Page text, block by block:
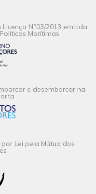
Nº03/2013 emitida
Marítimas
e desembarcar na
Lei pela Mútua dos